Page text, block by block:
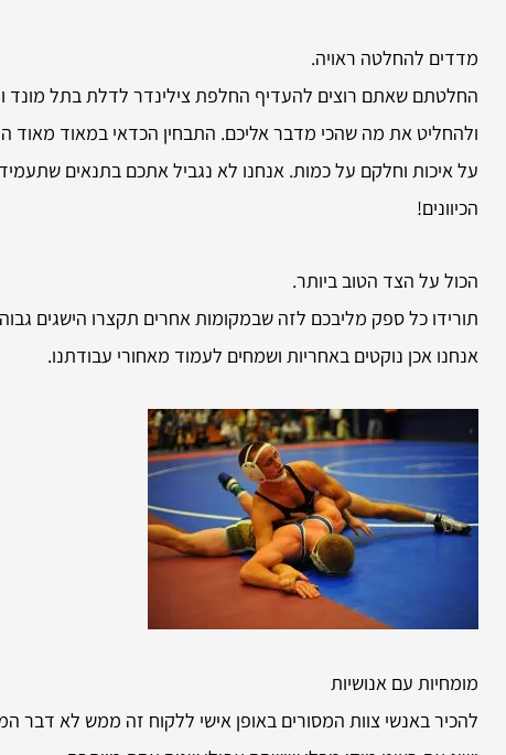
מדדים להחלטה ראויה.
החלטתם שאתם רוצים להעדיף החלפת צילינדר לדלת בתל מונד
ולהחליט את מה שהכי מדבר אליכם. התבחין הכדאי במאוד מאוד
על איכות וחלקם על כמות. אנחנו לא נגביל אתכם בתנאים
הכיוונים!
הכול על הצד הטוב ביותר.
תורידו כל ספק מליבכם לזה שבמקומות אחרים תקצרו הישגים
אנחנו אכן נוקטים באחריות ושמחים לעמוד מאחורי עבודתנו.
מומחיות עם אנושיות
להכיר באנשי צוות המסורים באופן אישי ללקוח זה ממש לא דבר